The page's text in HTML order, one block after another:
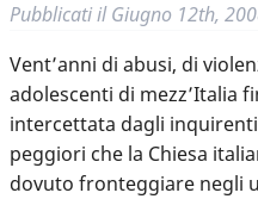
Pubblicati ilGiugno 12th,
Vent’anni di abusi, di
adolescenti di mezz’Italia
intercettata dagli
peggiori che la Chiesa
dovuto fronteggiare negli